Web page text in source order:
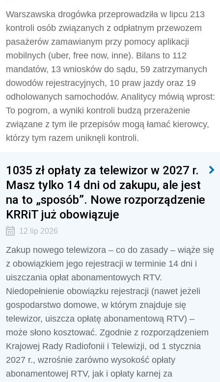
Warszawska drogówka przeprowadziła w lipcu 213
kontroli osób związanych z odpłatnym przewozem
pasażerów zamawianym przy pomocy aplikacji
mobilnych (uber, free now, inne). Bilans to 112
mandatów, 13 wniosków do sądu, 59 zatrzymanych
dowodów rejestracyjnych, 10 praw jazdy oraz 19
odholowanych samochodów. Analitycy mówią wprost:
To pogrom, a wyniki kontroli budzą przerażenie
związane z tym ile przepisów mogą łamać kierowcy,
którzy tym razem uniknęli kontroli.
1035 zł opłaty za telewizor w 2027 r.
Masz tylko 14 dni od zakupu, ale jest
na to „sposób”. Nowe rozporządzenie
KRRiT już obowiązuje
12 lip 2026
Zakup nowego telewizora – co do zasady – wiąże się
z obowiązkiem jego rejestracji w terminie 14 dni i
uiszczania opłat abonamentowych RTV.
Niedopełnienie obowiązku rejestracji (nawet jeżeli
gospodarstwo domowe, w którym znajduje się
telewizor, uiszcza opłatę abonamentową RTV) –
może słono kosztować. Zgodnie z rozporządzeniem
Krajowej Rady Radiofonii i Telewizji, od 1 stycznia
2027 r., wzrośnie zarówno wysokość opłaty
abonamentowej RTV, jak i opłaty karnej za